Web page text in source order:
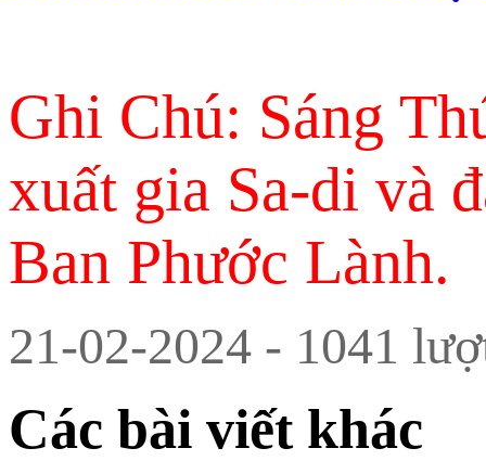
Ghi Chú: Sáng
xuất gia Sa-di và
Ban Phước Lành.
21-02-2024 - 1041
Các bài viết khác